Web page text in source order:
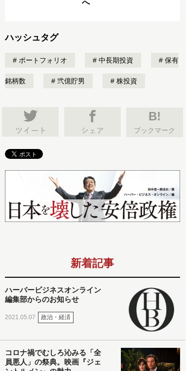
へ
ハッシュタグ
ポートフォリオ 中長期投資 保有
銘柄数 弐億貯男 株投資
B!
ブックマーク
新着記事
ハーバービジネスオンライン
編集部からのお知らせ
2021.05.07 政治・経済
コロナ禍でむしろ沁みる「全
員悪人」の祭典。映画『ジェ